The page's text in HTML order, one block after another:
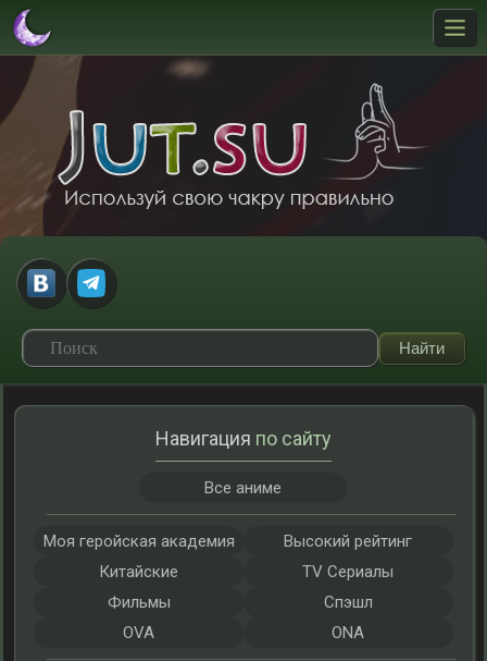
Навигация по сайту
Все аниме
Моя геройская академия
Высокий рейтинг
Китайские
TV Сериалы
Фильмы
Спэшл
OVA
ONA